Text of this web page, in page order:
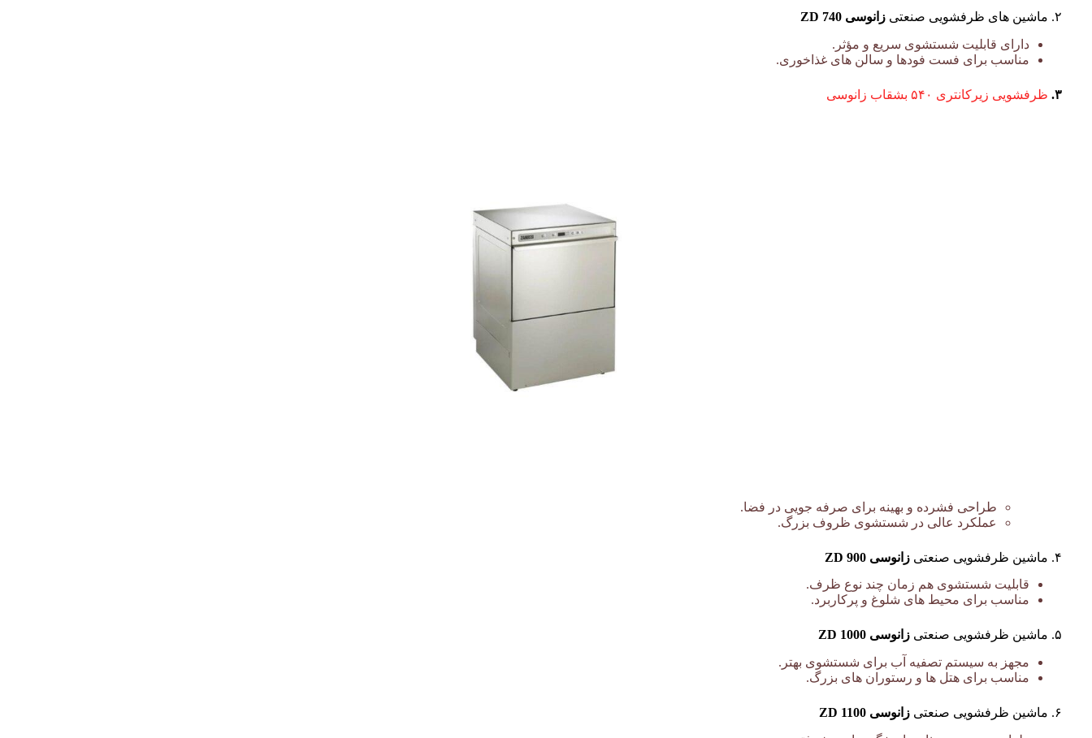
۲. ماشین های ظرفشویی صنعتی
زانوسی ZD 740
دارای قابلیت شستشوی سریع و مؤثر.
مناسب برای فست فودها و سالن های غذاخوری.
۳. ظرفشویی زیرکانتری ۵۴۰ بشقاب زانوسی
طراحی فشرده و بهینه برای صرفه جویی در فضا.
عملکرد عالی در شستشوی ظروف بزرگ.
۴. ماشین ظرفشویی صنعتی
زانوسی ZD 900
قابلیت شستشوی هم زمان چند نوع ظرف.
مناسب برای محیط های شلوغ و پرکاربرد.
۵. ماشین ظرفشویی صنعتی
زانوسی ZD 1000
مجهز به سیستم تصفیه آب برای شستشوی بهتر.
مناسب برای هتل ها و رستوران های بزرگ.
۶. ماشین ظرفشویی صنعتی
زانوسی ZD 1100